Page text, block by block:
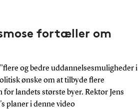
fortæller om
og bedre uddannelsesmuligheder i
ønske om at tilbyde flere
landets største byer. Rektor Jens
planer i denne video